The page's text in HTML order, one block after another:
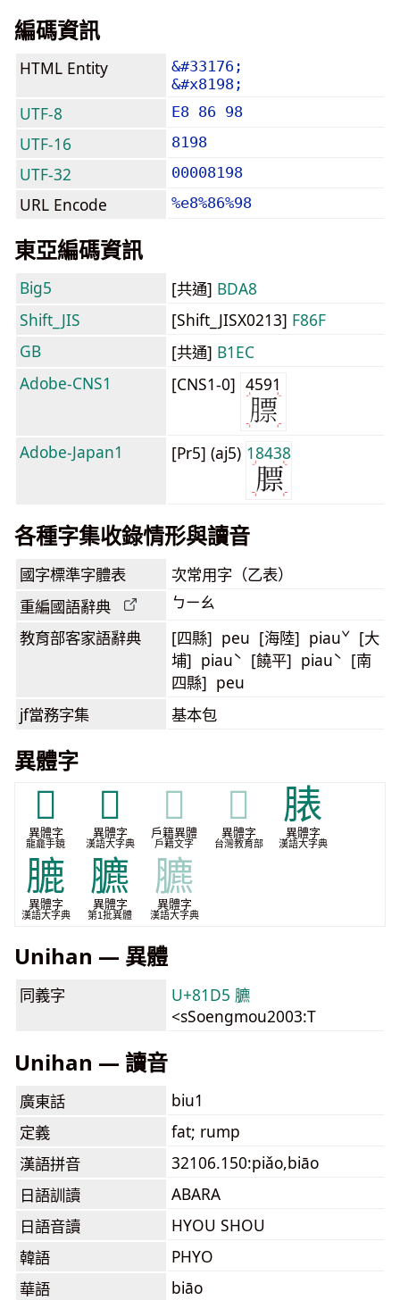
編碼資訊
HTML Entity
&#33176;
&#x8198;
UTF-8 E8 86 98
UTF-16 8198
UTF-32 00008198
URL Encode %e8%86%98
東亞編碼資訊
Big5 [共通] BDA8
Shift_JIS
[Shift_JISX0213] F86F
GB
[共通] B1EC
Adobe-CNS1
[CNS1-0] 4591
Adobe-Japan1 [Pr5] (aj5) 18438
各種字集收錄情形與讀音
國字標準字體表 次常用字（乙表）
重編國語辭典 ㄅㄧㄠ
教育部客家語辭典
[四縣] peu [海陸] piauˇ [大
埔] piauˋ [饒平] piauˋ [南
四縣] peu
jf當務字集 基本包
異體字
𦞰
異體字
龍龕手鏡
𦣁
異體字
漢語大字典
𦣁
戶籍異體
戶籍文字
𦣁
異體字
台灣教育部
脿
異體字
漢語大字典
膔
異體字
漢語大字典
臕
異體字
第1批異體
臕
異體字
漢語大字典
Unihan — 異體
同義字
U+81D5 臕
<sSoengmou2003:T
Unihan — 讀音
廣東話
biu1
定義
fat; rump
漢語拼音
32106.150:piǎo,biāo
日語訓讀
ABARA
日語音讀
HYOU SHOU
韓語
PHYO
華語
biāo